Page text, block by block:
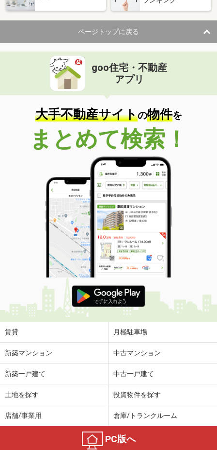
ページトップに戻る
goo住宅・不動産
アプリ
大手不動産サイトの物件を
まとめて検索！
賃貸 月極駐車場
新築マンション 中古マンション
新築一戸建て 中古一戸建て
土地を探す 投資物件を探す
店舗/事業用 倉庫/トランクルーム
PC版へ